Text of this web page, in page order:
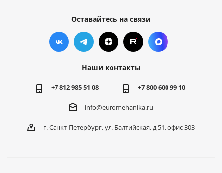
Оставайтесь на связи
Наши контакты
+7 812 985 51 08 +7 800 600 99 10
info@euromehanika.ru
г. Санкт-Петербург, ул. Балтийская, д 51, офис 303